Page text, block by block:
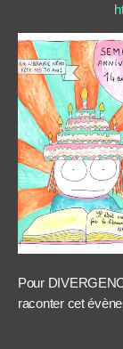
Pour
raconter cet